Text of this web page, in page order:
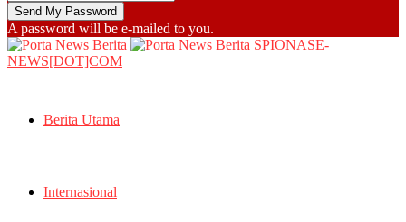
A password will be e-mailed to you.
SPIONASE-
NEWS[DOT]COM
Berita Utama
Internasional